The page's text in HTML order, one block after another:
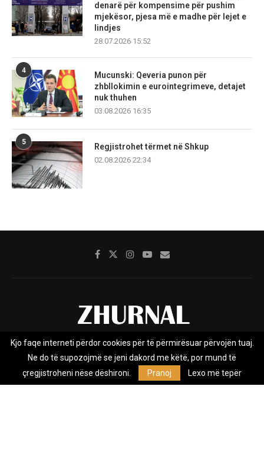
denarë për kompensime për pushim
mjekësor, pjesa më e madhe për lejet e
lindjes
28.07.2026 15:52
4
Mucunski: Qeveria punon për
zhbllokimin e eurointegrimeve, detajet
nuk thuhen
03.08.2026 16:35
5
Regjistrohet tërmet në Shkup
02.08.2026 22:34
Rreth nesh Impresumi Marketing
Privacy Policy
Zhurnal.mk është Agjenci e Lajmeve e pavarur, e themeluar në vitin
Kjo faqe interneti përdor cookies për të përmirësuar përvojën tuaj.
Ne do të supozojmë se jeni dakord me këtë, por mund të
çregjistroheni nëse dëshironi.
Pranoj Lexo më tepër